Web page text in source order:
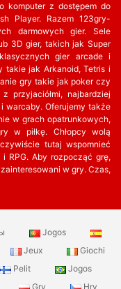
komputer z dostępem do
Player. Razem 123gry-
darmowych gier. Sele
3D gier, takich jak Super
gier arcade i
takie jak Arkanoid, Tetris i
gry takie jak poker czy
przyjaciółmi, najbardziej
warcaby. Oferujemy także
w grach opatrunkowych,
w piłkę. Chłopcy wolą
tutaj wspomnieć
RPG. Aby rozpocząć grę,
w gry. Czas,
Jogos
Jeux
Giochi
Pelit
Jogos
Gry Hry